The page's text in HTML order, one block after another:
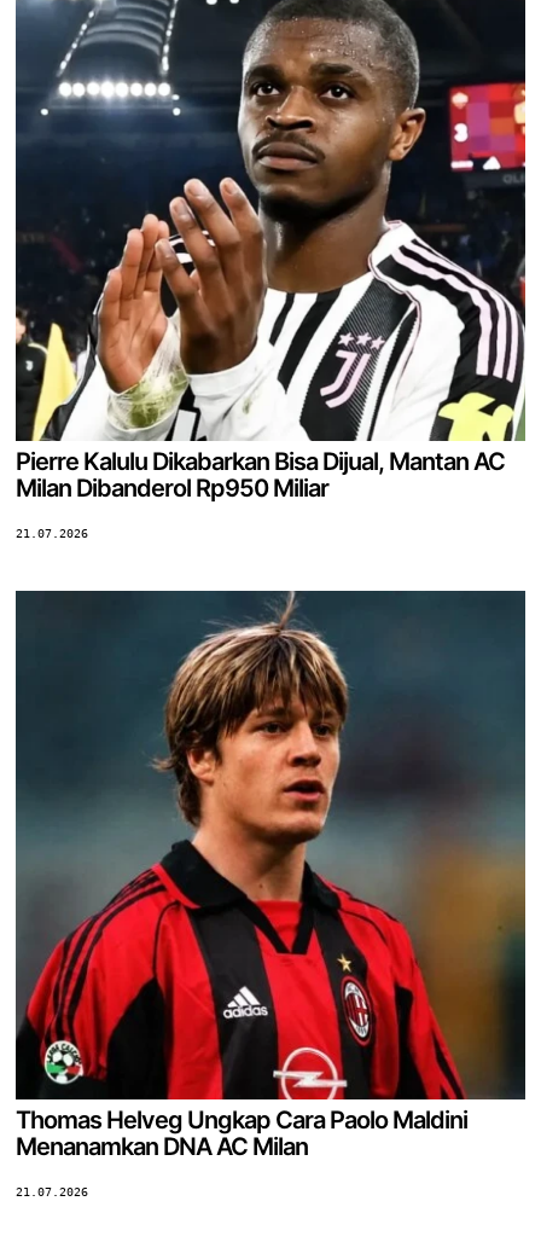
Pierre Kalulu Dikabarkan Bisa Dijual, Mantan AC
Milan Dibanderol Rp950 Miliar
21.07.2026
Thomas Helveg Ungkap Cara Paolo Maldini
Menanamkan DNA AC Milan
21.07.2026